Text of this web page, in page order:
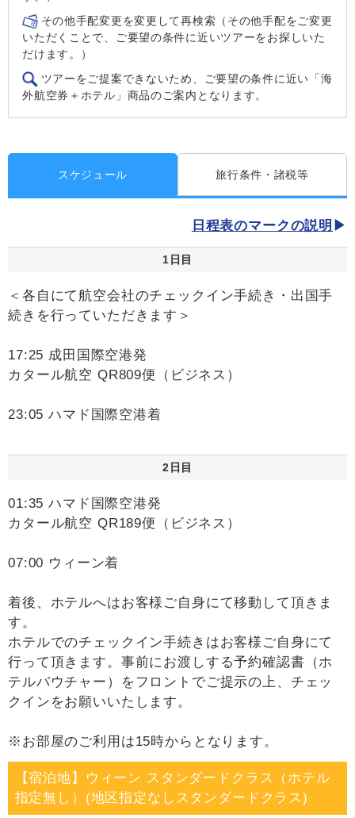
その他手配変更を変更して再検索（その他手配をご変更
いただくことで、ご要望の条件に近いツアーをお探しいた
だけます。）
ツアーをご提案できないため、ご要望の条件に近い「海
外航空券＋ホテル」商品のご案内となります。
スケジュール 旅行条件・諸税等
日程表のマークの説明
1日目
＜各自にて航空会社のチェックイン手続き・出国手
続きを行っていただきます＞
17:25 成田国際空港発
カタール航空 QR809便（ビジネス）
23:05 ハマド国際空港着
2日目
01:35 ハマド国際空港発
カタール航空 QR189便（ビジネス）
07:00 ウィーン着
着後、ホテルへはお客様ご自身にて移動して頂きま
す。
ホテルでのチェックイン手続きはお客様ご自身にて
行って頂きます。事前にお渡しする予約確認書（ホ
テルバウチャー）をフロントでご提示の上、チェッ
クインをお願いいたします。
※お部屋のご利用は15時からとなります。
【宿泊地】ウィーン スタンダードクラス（ホテル
指定無し）(地区指定なしスタンダードクラス)